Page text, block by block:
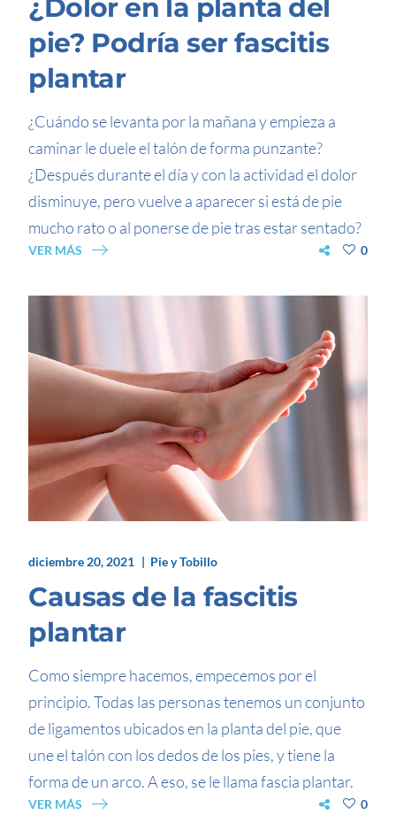
¿Dolor en la planta del
pie? Podría ser fascitis
plantar
¿Cuándo se levanta por la mañana y empieza a
caminar le duele el talón de forma punzante?
¿Después durante el día y con la actividad el dolor
disminuye, pero vuelve a aparecer si está de pie
mucho rato o al ponerse de pie tras estar sentado?
VER MÁS 0
diciembre 20, 2021 Pie y Tobillo
Causas de la fascitis
plantar
Como siempre hacemos, empecemos por el
principio. Todas las personas tenemos un conjunto
de ligamentos ubicados en la planta del pie, que
une el talón con los dedos de los pies, y tiene la
forma de un arco. A eso, se le llama fascia plantar.
VER MÁS 0